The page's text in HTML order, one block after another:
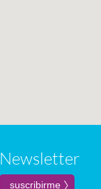
Newsletter